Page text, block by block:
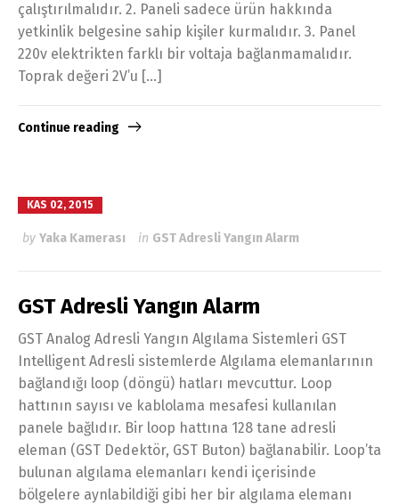
çalıştırılmalıdır. 2. Paneli sadece ürün hakkında
yetkinlik belgesine sahip kişiler kurmalıdır. 3. Panel
220v elektrikten farklı bir voltaja bağlanmamalıdır.
Toprak değeri 2V’u […]
Continue reading
KAS 02, 2015
by Yaka Kamerası in GST Adresli Yangın Alarm
GST Adresli Yangın Alarm
GST Analog Adresli Yangın Algılama Sistemleri GST
Intelligent Adresli sistemlerde Algılama elemanlarının
bağlandığı loop (döngü) hatları mevcuttur. Loop
hattının sayısı ve kablolama mesafesi kullanılan
panele bağlıdır. Bir loop hattına 128 tane adresli
eleman (GST Dedektör, GST Buton) bağlanabilir. Loop’ta
bulunan algılama elemanları kendi içerisinde
bölgelere aynlabildiği gibi her bir algılama elemanı